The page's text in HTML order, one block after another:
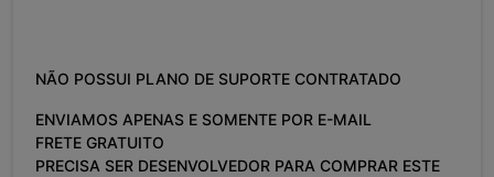
NÃO POSSUI PLANO DE SUPORTE CONTRATADO
ENVIAMOS APENAS E SOMENTE POR E-MAIL
FRETE GRATUITO
PRECISA SER DESENVOLVEDOR PARA COMPRAR ESTE